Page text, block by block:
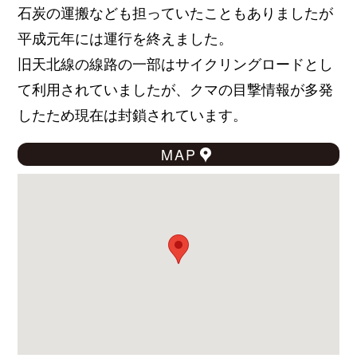
石炭の運搬なども担っていたこともありましたが
平成元年には運行を終えました。
旧天北線の線路の一部はサイクリングロードとし
て利用されていましたが、クマの目撃情報が多発
したため現在は封鎖されています。
MAP